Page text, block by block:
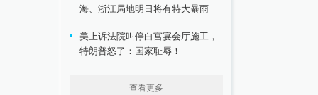
海、浙江局地明日将有特大暴雨
美上诉法院叫停白宫宴会厅施工，
特朗普怒了：国家耻辱！
查看更多